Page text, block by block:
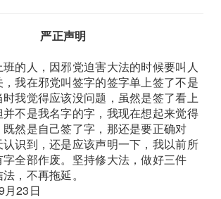
严正声明
的人，因邪党迫害大法的时候要叫人
我在邪党叫签字的签字单上签了不是
我觉得应该没问题，虽然是签了看上
不是我名字的字，我现在想起来觉得
然是自己签了字，那还是要正确对
识到，还是应该声明一下，我以前所
全部作废。坚持修大法，做好三件
，不再拖延。
月23日